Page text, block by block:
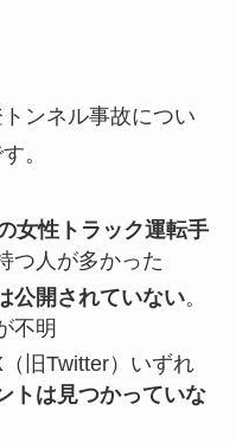
ンネル事故につい
。
女性トラック運転手
つ人が多かった
公開されていない。
不明
旧Twitter）いずれ
トは見つかっていな